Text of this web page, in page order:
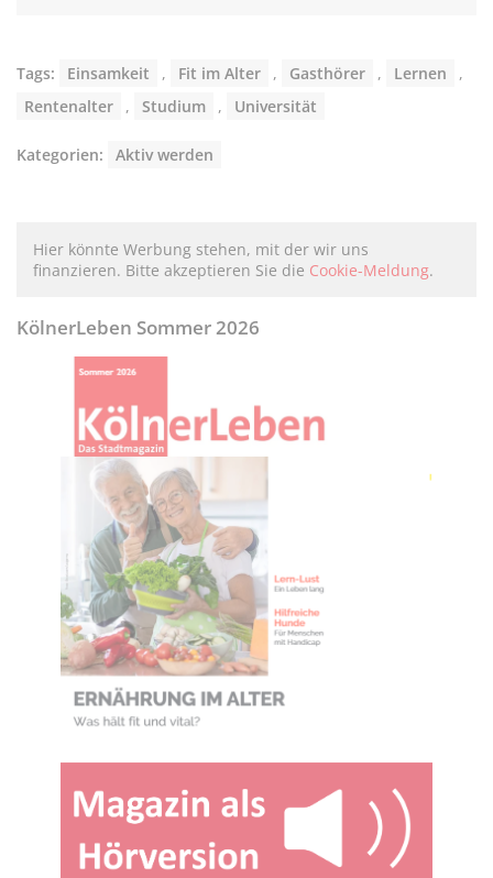
Tags: Einsamkeit , Fit im Alter , Gasthörer , Lernen
,
Rentenalter
, Studium , Universität
Kategorien: Aktiv werden
Hier könnte Werbung stehen, mit der wir uns
finanzieren. Bitte akzeptieren Sie die Cookie-Meldung.
KölnerLeben Sommer 2026